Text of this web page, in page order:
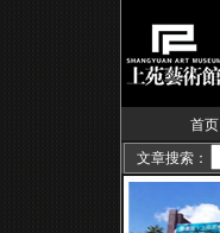
首页
文章搜索：